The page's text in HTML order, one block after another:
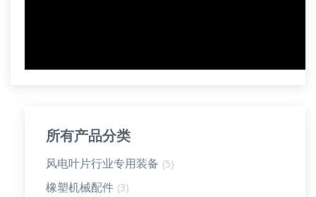
所有产品分类
风电叶片行业专用装备 (5)
橡塑机械配件 (3)